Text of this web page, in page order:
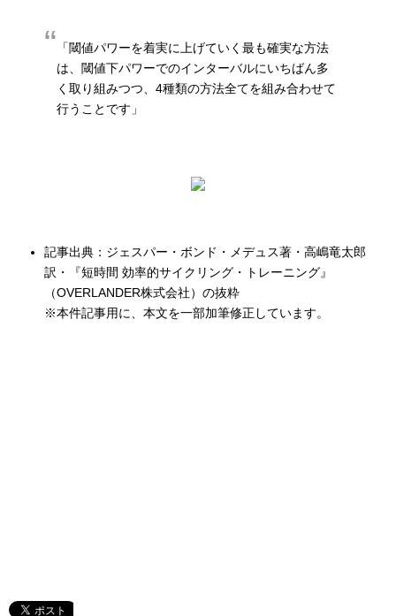
「閾値パワーを着実に上げていく最も確実な方法
は、閾値下パワーでのインターバルにいちばん多
く取り組みつつ、4種類の方法全てを組み合わせて
行うことです」
記事出典：ジェスパー・ボンド・メデュス著・高嶋竜太郎
訳・『短時間 効率的サイクリング・トレーニング』
（OVERLANDER株式会社）の抜粋
※本件記事用に、本文を一部加筆修正しています。